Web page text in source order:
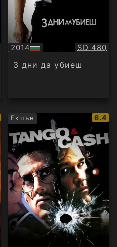
2014
БГ
аудио
SD 480
3 дни да убиеш
Екшън
IMDb
6.4